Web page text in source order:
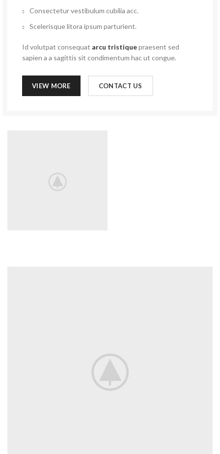
Consectetur vestibulum cubilia acc.
Scelerisque litora ipsum parturient.
Id volutpat consequat arcu tristiquepraesent sed
sapien a a sagittis sit condimentum hac ut congue.
VIEW MORE CONTACT US